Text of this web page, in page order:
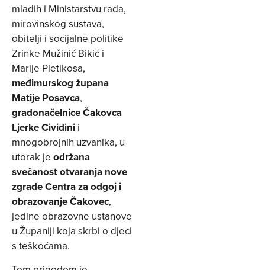
mladih i Ministarstvu rada,
mirovinskog sustava,
obitelji i socijalne politike
Zrinke Mužinić Bikić i
Marije Pletikosa,
međimurskog župana
Matije Posavca,
gradonačelnice Čakovca
Ljerke Cividini i
mnogobrojnih uzvanika, u
utorak je održana
svečanost otvaranja nove
zgrade Centra za odgoj i
obrazovanje Čakovec,
jedine obrazovne ustanove
u Županiji koja skrbi o djeci
s teškoćama.